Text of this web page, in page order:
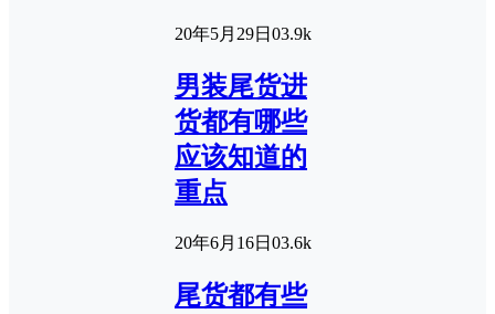
20年5月29日 03.9k
男装尾货进
货都有哪些
应该知道的
重点
20年6月16日 03.6k
尾货都有些